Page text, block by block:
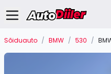
Sõiduauto / BMW / 530 /